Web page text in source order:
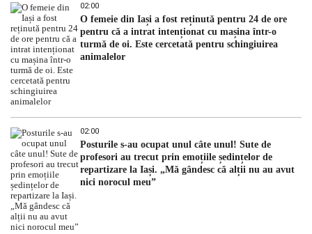
02:00
O femeie din Iași a fost reținută pentru 24 de ore
pentru că a intrat intenționat cu mașina într-o
turmă de oi. Este cercetată pentru schingiuirea
animalelor
02:00
Posturile s-au ocupat unul câte unul! Sute de
profesori au trecut prin emoțiile ședințelor de
repartizare la Iași. „Mă gândesc că alții nu au avut
nici norocul meu”